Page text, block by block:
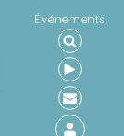
Événements